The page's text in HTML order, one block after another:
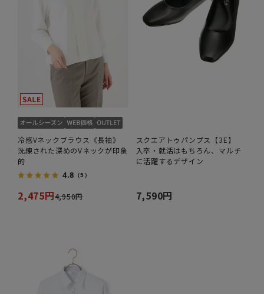
冷感Vネックブラウス《長袖》
洗練された深めのVネックが印象
的
4.8 （5）
2,475円4,950円
スクエアトゥパンプス【3E】
入卒・就活はもちろん、マルチ
に活躍するデザイン
7,590円